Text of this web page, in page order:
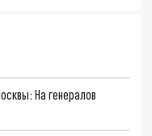
На генералов